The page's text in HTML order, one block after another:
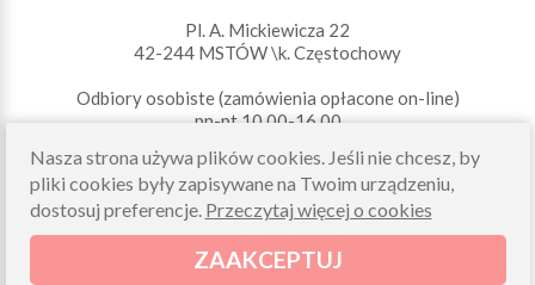
Pl. A. Mickiewicza 22
42-244 MSTÓW \k. Częstochowy
Odbiory osobiste (zamówienia opłacone on-line)
pn-pt 10.00-16.00
sklep@morelkowe.pl
+48 34 506 50 60
+48 34 506 50 70
NIP 573 262 56 01
Nasza strona używa plików cookies. Jeśli nie chcesz, by
pliki cookies były zapisywane na Twoim urządzeniu,
dostosuj preferencje. Przeczytaj więcej o cookies
ZAAKCEPTUJ